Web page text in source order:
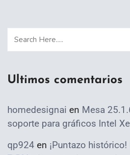
Ultimos comentarios
homedesignai en Mesa
soporte para gráficos Intel
qp924 en ¡Puntazo